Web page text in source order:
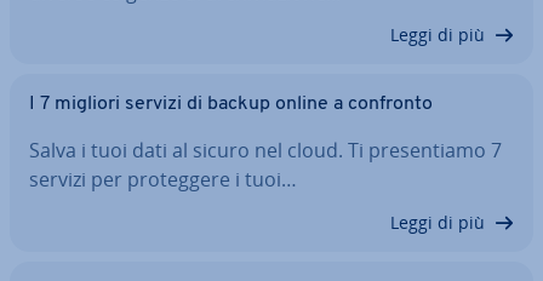
Leggi di più
I 7 migliori servizi di backup online a confronto
Salva i tuoi dati al sicuro nel cloud. Ti pre­sen­tia­mo 7
servizi per pro­teg­ge­re i tuoi…
Leggi di più